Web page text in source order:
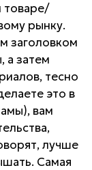
товаре/
рынку.
заголовком
а затем
тесно
это в
вам
лучше
Самая